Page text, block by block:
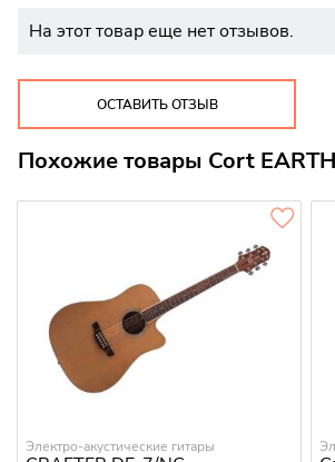
На этот товар еще нет отзывов.
ОСТАВИТЬ ОТЗЫВ
Похожие товары Cort
Электро-акустические гитары